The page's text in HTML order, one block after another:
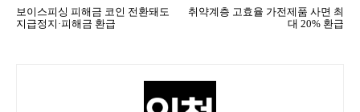
보이스피싱 피해금 코인 전환돼도
지급정지·피해금 환급
취약계층 고효율 가전제품 사면 최
대 20% 환급